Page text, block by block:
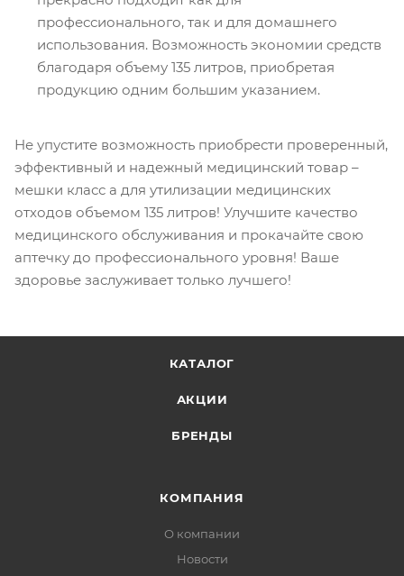
профессионального, так и для домашнего
использования. Возможность экономии средств
благодаря объему 135 литров, приобретая
продукцию одним большим указанием.
Не упустите возможность приобрести проверенный,
эффективный и надежный медицинский товар –
мешки класс а для утилизации медицинских
отходов объемом 135 литров! Улучшите качество
медицинского обслуживания и прокачайте свою
аптечку до профессионального уровня! Ваше
здоровье заслуживает только лучшего!
КАТАЛОГ
АКЦИИ
БРЕНДЫ
КОМПАНИЯ
О компании
Новости